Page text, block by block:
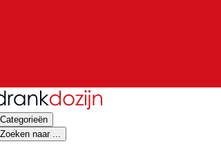
Categorieën
Zoeken naar ...